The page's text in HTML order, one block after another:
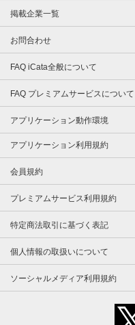
掲載企業一覧
お問合わせ
FAQ iCata全般について
FAQ プレミアムサービスについて
アプリケーション動作環境
アプリケーション利用規約
会員規約
プレミアムサービス利用規約
特定商法取引に基づく表記
個人情報の取扱いについて
ソーシャルメディア利用規約